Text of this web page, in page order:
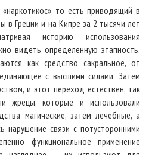
то есть приводящий в
в Греции и на Кипре за 2 тысячи лет
историю использования
видеть определенную этапность.
как средство сакральное, от
с высшими силами. Затем
и этот переход естествен, так
жрецы, которые и использовали
магические, затем лечебные, а
нарушение связи с потусторонними
функциональное применение